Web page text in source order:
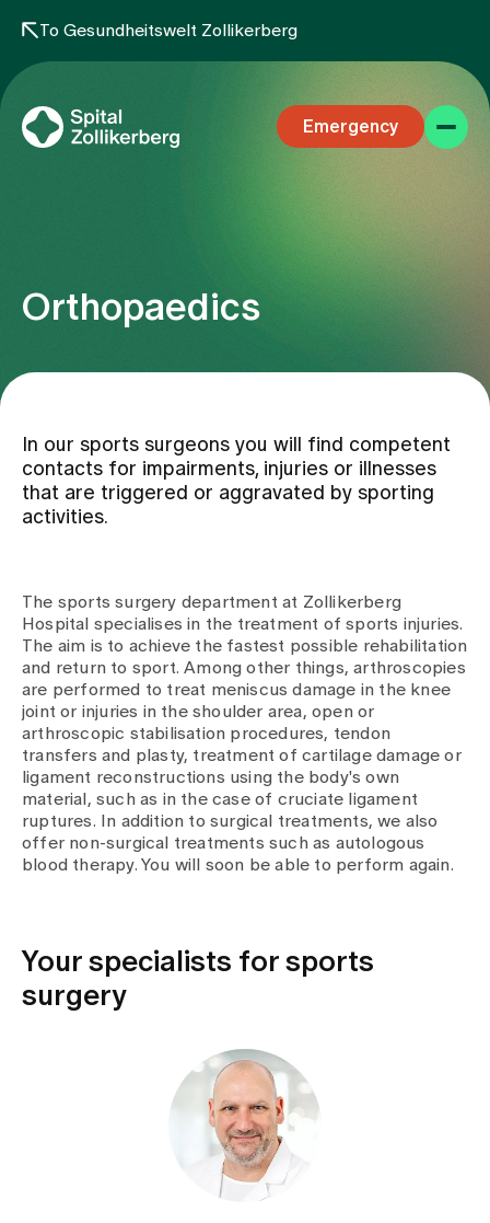
To Gesundheitswelt Zollikerberg
Emergency
Specialist areas
Team
Events
About us
Latest news
Jobs & Career
Blog
Media
Publications
Orthopaedics
In our sports surgeons you will find competent
contacts for impairments, injuries or illnesses
that are triggered or aggravated by sporting
activities.
The sports surgery department at Zollikerberg
Hospital specialises in the treatment of sports injuries.
The aim is to achieve the fastest possible rehabilitation
and return to sport. Among other things, arthroscopies
are performed to treat meniscus damage in the knee
joint or injuries in the shoulder area, open or
arthroscopic stabilisation procedures, tendon
transfers and plasty, treatment of cartilage damage or
ligament reconstructions using the body's own
material, such as in the case of cruciate ligament
ruptures. In addition to surgical treatments, we also
offer non-surgical treatments such as autologous
blood therapy. You will soon be able to perform again.
Your specialists for sports
surgery